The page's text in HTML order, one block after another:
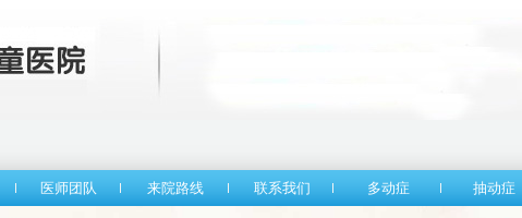
医师团队 来院路线 联系我们 多动症 抽动症